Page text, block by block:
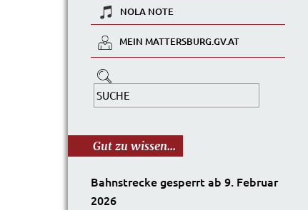
NOLA NOTE
MEIN MATTERSBURG.GV.AT
Gut zu wissen...
Bahnstrecke gesperrt ab 9. Februar
2026